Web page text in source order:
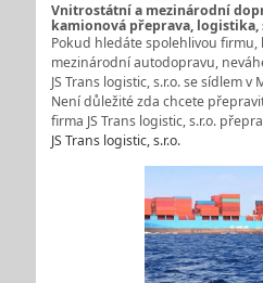
Vnitrostátní a mezinárodní
kamionová přeprava, logistika,
Pokud hledáte spolehlivou
mezinárodní autodopravu,
JS Trans logistic, s.r.o. se sídlem
Není důležité zda chcete
firma JS Trans logistic, s.r.o.
JS Trans logistic, s.r.o.